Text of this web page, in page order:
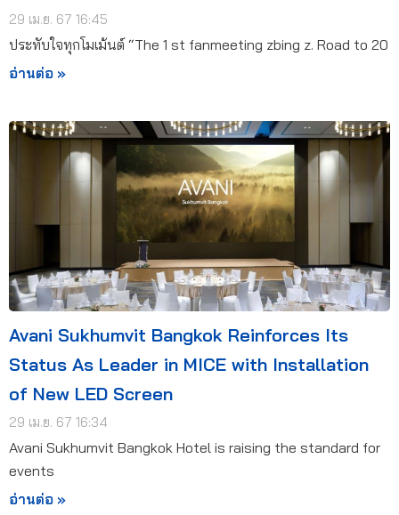
29 เม.ย. 67 16:45
ประทับใจทุกโมเม้นต์ “The 1 st fanmeeting zbing z. Road to 20
อ่านต่อ »
Avani Sukhumvit Bangkok Reinforces Its
Status As Leader in MICE with Installation
of New LED Screen
29 เม.ย. 67 16:34
Avani Sukhumvit Bangkok Hotel is raising the standard for
events
อ่านต่อ »